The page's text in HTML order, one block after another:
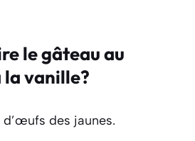
le gâteau au
vanille?
d’œufs des jaunes.